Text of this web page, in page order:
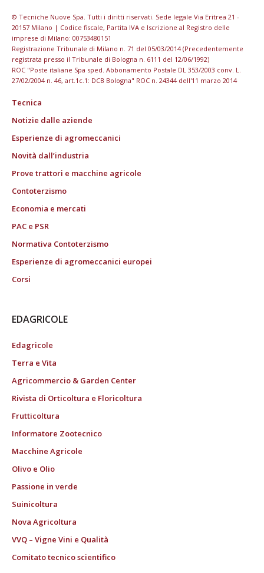
© Tecniche Nuove Spa. Tutti i diritti riservati. Sede legale Via Eritrea 21 -
20157 Milano | Codice fiscale, Partita IVA e Iscrizione al Registro delle
imprese di Milano: 00753480151
Registrazione Tribunale di Milano n. 71 del 05/03/2014 (Precedentemente
registrata presso il Tribunale di Bologna n. 6111 del 12/06/1992)
ROC "Poste italiane Spa sped. Abbonamento Postale DL 353/2003 conv. L.
27/02/2004 n. 46, art.1c.1: DCB Bologna" ROC n. 24344 dell'11 marzo 2014
Tecnica
Notizie dalle aziende
Esperienze di agromeccanici
Novità dall’industria
Prove trattori e macchine agricole
Contoterzismo
Economia e mercati
PAC e PSR
Normativa Contoterzismo
Esperienze di agromeccanici europei
Corsi
EDAGRICOLE
Edagricole
Terra e Vita
Agricommercio & Garden Center
Rivista di Orticoltura e Floricoltura
Frutticoltura
Informatore Zootecnico
Macchine Agricole
Olivo e Olio
Passione in verde
Suinicoltura
Nova Agricoltura
VVQ – Vigne Vini e Qualità
Comitato tecnico scientifico